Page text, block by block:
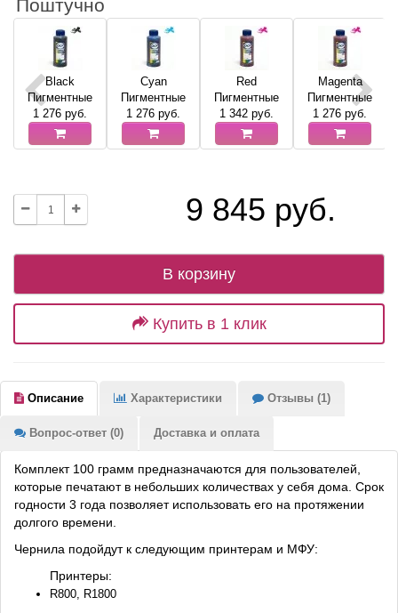
Поштучно
Black
Пигментные
1 276 руб.
Cyan
Пигментные
1 276 руб.
Red
Пигментные
1 342 руб.
Magenta
Пигментные
1 276 руб.
9 845 руб.
В корзину
Купить в 1 клик
Описание Характеристики Отзывы (1)
Вопрос-ответ (0) Доставка и оплата
Комплект 100 грамм предназначаются для пользователей,
которые печатают в небольших количествах у себя дома. Срок
годности 3 года позволяет использовать его на протяжении
долгого времени.
Чернила подойдут к следующим принтерам и МФУ:
Принтеры:
R800, R1800